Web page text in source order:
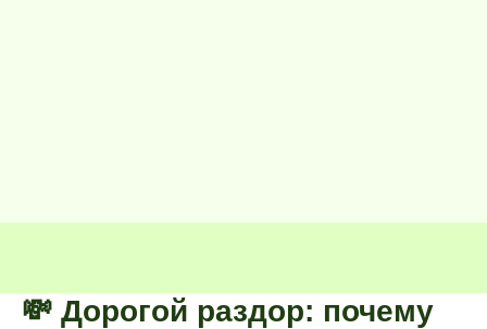
💸 Дорогой раздор: почему